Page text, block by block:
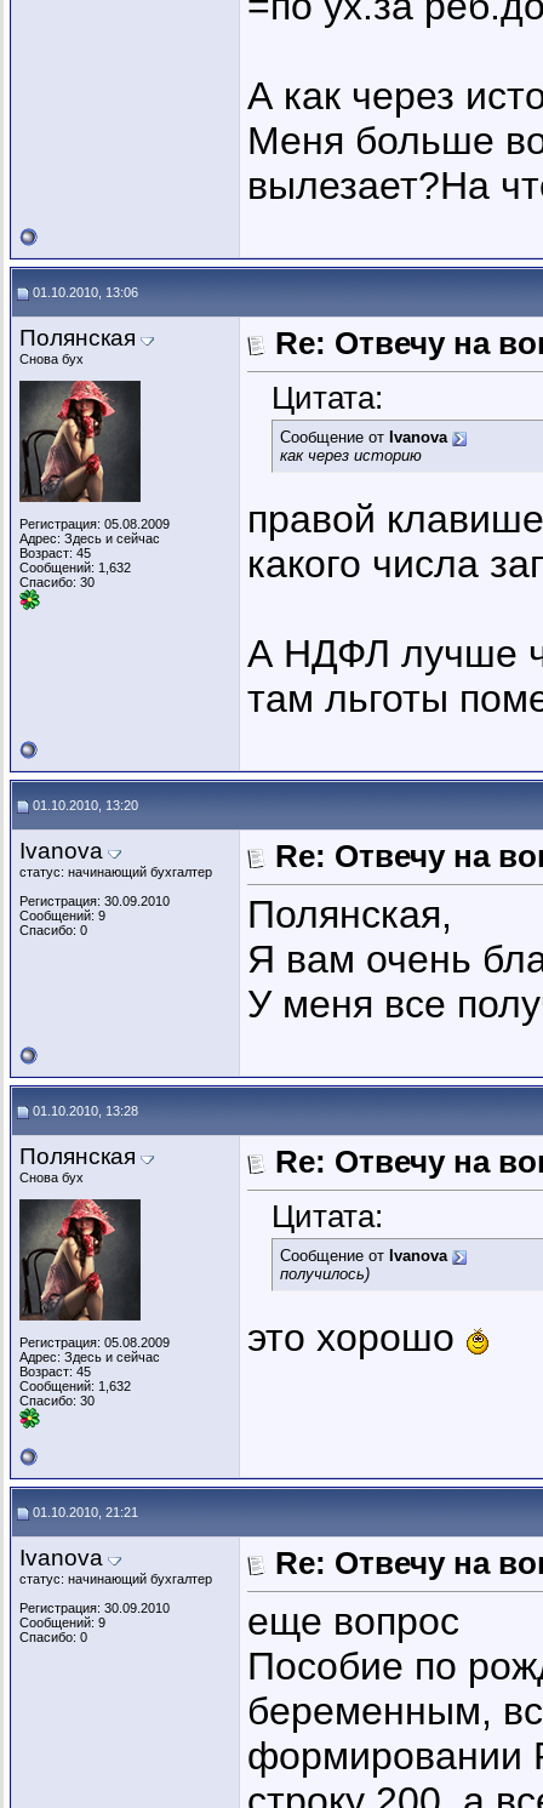
А как через
Меня больше
вылезает?На
01.10.2010, 13:06
Полянская
Снова бух
Регистрация: 05.08.2009
Адрес: Здесь и сейчас
Возраст: 45
Сообщений: 1,632
Спасибо: 30
Re: Отвечу на
Цитата:
Сообщение от Ivanova
как через историю
правой
какого числа
А НДФЛ лучше
там льготы
01.10.2010, 13:20
Ivanova
статус: начинающий бухгалтер
Регистрация: 30.09.2010
Сообщений: 9
Спасибо: 0
Re: Отвечу на
Полянская,
Я вам очень
У меня все
01.10.2010, 13:28
Полянская
Снова бух
Регистрация: 05.08.2009
Адрес: Здесь и сейчас
Возраст: 45
Сообщений: 1,632
Спасибо: 30
Re: Отвечу на
Цитата:
Сообщение от Ivanova
получилось)
это хорошо
01.10.2010, 21:21
Ivanova
статус: начинающий бухгалтер
Регистрация: 30.09.2010
Сообщений: 9
Спасибо: 0
Re: Отвечу на
еще вопрос
Пособие по
беременным,
формировании